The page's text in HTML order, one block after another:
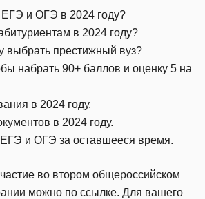
ЕГЭ и ОГЭ в 2024 году?
в 2024 году?
выбрать престижный вуз?
набрать 90+ баллов и оценку 5 на
в 2024 году.
в 2024 году.
ЕГЭ и ОГЭ за оставшееся время.
во втором общероссийском
можно по ссылке. Для вашего